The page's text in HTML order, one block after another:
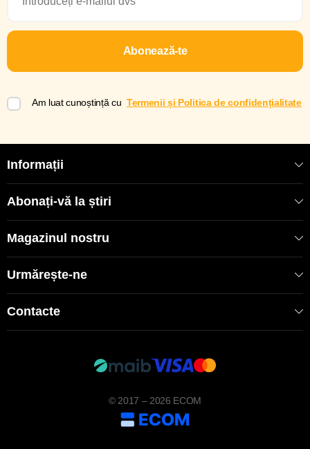
Abonează-te
Am luat cunoștință cu Termenii și Politica de confidențialitate
Informații
Abonați-vă la știri
Magazinul nostru
Urmărește-ne
Contacte
© 2017 – 2026 ECOM